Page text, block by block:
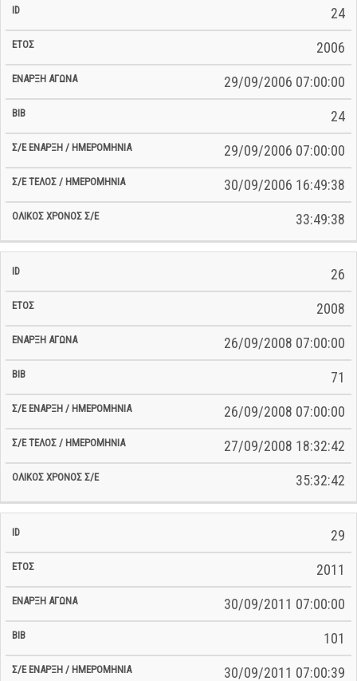
24
2006
29/09/2006 07:00:00
24
29/09/2006 07:00:00
30/09/2006 16:49:38
33:49:38
26
2008
26/09/2008 07:00:00
71
26/09/2008 07:00:00
27/09/2008 18:32:42
35:32:42
29
2011
30/09/2011 07:00:00
101
30/09/2011 07:00:39